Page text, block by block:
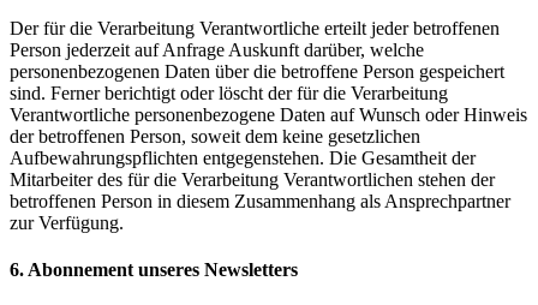
Der für die Verarbeitung Verantwortliche erteilt jeder betroffenen
Person jederzeit auf Anfrage Auskunft darüber, welche
personenbezogenen Daten über die betroffene Person gespeichert
sind. Ferner berichtigt oder löscht der für die Verarbeitung
Verantwortliche personenbezogene Daten auf Wunsch oder Hinweis
der betroffenen Person, soweit dem keine gesetzlichen
Aufbewahrungspflichten entgegenstehen. Die Gesamtheit der
Mitarbeiter des für die Verarbeitung Verantwortlichen stehen der
betroffenen Person in diesem Zusammenhang als Ansprechpartner
zur Verfügung.
6. Abonnement unseres Newsletters